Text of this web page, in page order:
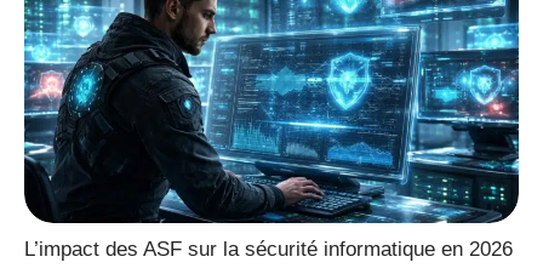
L’impact des ASF sur la sécurité informatique en 2026